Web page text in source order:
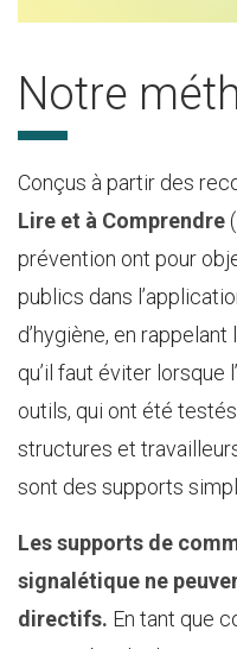
Notre
Conçus à partir des
Lire et à Comprendre
prévention ont pour
publics dans
d’hygiène, en
qu’il faut éviter lorsque
outils, qui ont été
structures et
sont des supports
Les supports de
signalétique ne
directifs. En tant que